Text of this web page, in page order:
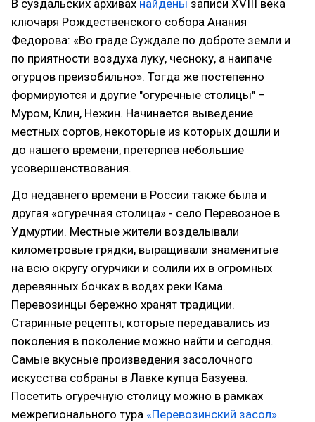
В суздальских архивах найдены записи XVIII века
ключаря Рождественского собора Анания
Федорова: «Во граде Суждале по доброте земли и
по приятности воздуха луку, чесноку, а наипаче
огурцов преизобильно». Тогда же постепенно
формируются и другие "огуречные столицы" –
Муром, Клин, Нежин. Начинается выведение
местных сортов, некоторые из которых дошли и
до нашего времени, претерпев небольшие
усовершенствования.
До недавнего времени в России также была и
другая «огуречная столица» - село Перевозное в
Удмуртии. Местные жители возделывали
километровые грядки, выращивали знаменитые
на всю округу огурчики и солили их в огромных
деревянных бочках в водах реки Кама.
Перевозинцы бережно хранят традиции.
Старинные рецепты, которые передавались из
поколения в поколение можно найти и сегодня.
Самые вкусные произведения засолочного
искусства собраны в Лавке купца Базуева.
Посетить огуречную столицу можно в рамках
межрегионального тура «Перевозинский засол».